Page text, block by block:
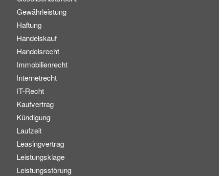
Gewährleistung
Haftung
Handelskauf
Handelsrecht
Immobilienrecht
Internetrecht
IT-Recht
Kaufvertrag
Kündigung
Laufzeit
Leasingvertrag
Leistungsklage
Leistungsstörung